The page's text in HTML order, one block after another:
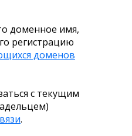
доменное имя,
регистрацию
доменов
с текущим
.